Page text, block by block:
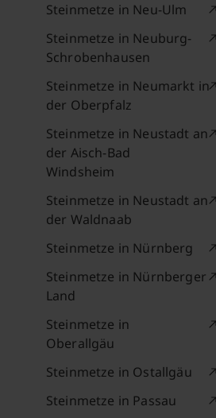
Steinmetze in Neu-Ulm
Steinmetze in Neuburg-
Schrobenhausen
Steinmetze in Neumarkt in
der Oberpfalz
Steinmetze in Neustadt an
der Aisch-Bad
Windsheim
Steinmetze in Neustadt an
der Waldnaab
Steinmetze in Nürnberg
Steinmetze in Nürnberger
Land
Steinmetze in
Oberallgäu
Steinmetze in Ostallgäu
Steinmetze in Passau